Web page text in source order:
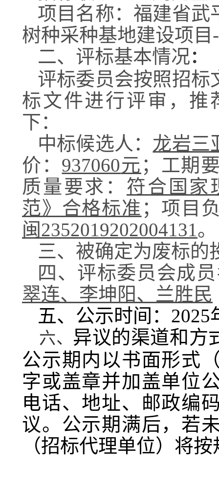
项目名称：福建省武
树种采种基地建设项目
二、评标基本情况：
评标委员会按照招标
标文件进行评审，推
下：
中标候选人： 龙岩三
价： 937060元 ； 工期
质量要求： 符合国家
范》合格标准 ；项目
闽2352019202004131。
三、被确定为废标的
四、评标委员会成
翠连、李坤阳、兰胜民
五、公示时间： 2025
六、 异议的渠道和方
公示期内以书面形式
字或盖章并加盖单位
电话、地址、邮政编
议。公示期满后，若
（招标代理单位）将